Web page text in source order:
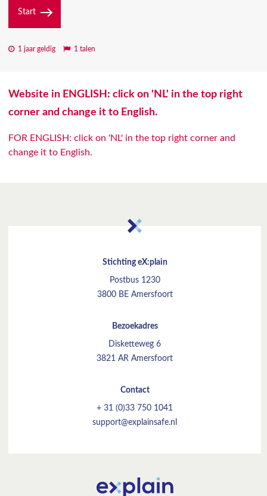
Start
1 jaar geldig 1 talen
Website in ENGLISH: click on 'NL' in the top right
corner and change it to English.
FOR ENGLISH: click on 'NL' in the top right corner and
change it to English.
Stichting eX:plain
Postbus 1230
3800 BE Amersfoort
Bezoekadres
Disketteweg 6
3821 AR Amersfoort
Contact
+ 31 (0)33 750 1041
support@explainsafe.nl